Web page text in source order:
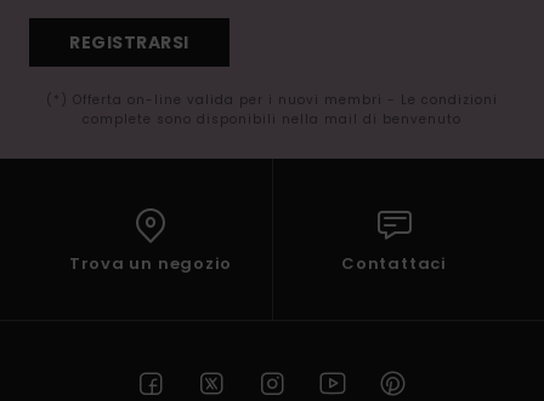
REGISTRARSI
(*) Offerta on-line valida per i nuovi membri - Le condizioni
complete sono disponibili nella mail di benvenuto
Trova un negozio Contattaci